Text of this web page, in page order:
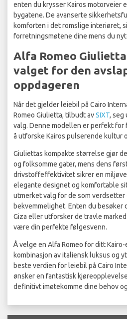
enten du krysser Kairos motorveier
bygatene. De avanserte
komforten i det romslige interiøret,
forretningsmøtene dine mens du
Alfa Romeo
valget for den
oppdageren
Når det gjelder leiebil på Cairo
Romeo Giulietta, tilbudt avSIXT, seg
valg. Denne modellen er perfekt for
å utforske Kairos pulserende kultur
Giuliettas kompakte størrelse gjør
og folksomme gater, mens dens
drivstoffeffektivitet sikrer en
elegante designet og komfortable
utmerket valg for de som verdsetter
bekvemmelighet. Enten du besøker
Giza eller utforsker de travle
være din perfekte følgesvenn.
Å velge en Alfa Romeo for ditt
kombinasjon av italiensk luksus og
beste verdien for leiebil på Cairo
ønsker en fantastisk
definitivt imøtekomme dine behov